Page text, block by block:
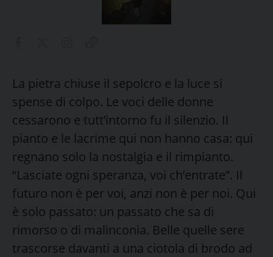
La pietra chiuse il sepolcro e la luce si
spense di colpo. Le voci delle donne
cessarono e tutt’intorno fu il silenzio. Il
pianto e le lacrime qui non hanno casa: qui
regnano solo la nostalgia e il rimpianto.
“Lasciate ogni speranza, voi ch’entrate”. Il
futuro non è per voi, anzi non è per noi. Qui
è solo passato: un passato che sa di
rimorso o di malinconia. Belle quelle sere
trascorse davanti a una ciotola di brodo ad